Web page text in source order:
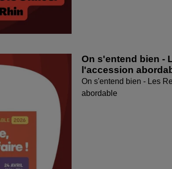
On s'entend bien -
l'accession
On s'entend bien - Les
abordable